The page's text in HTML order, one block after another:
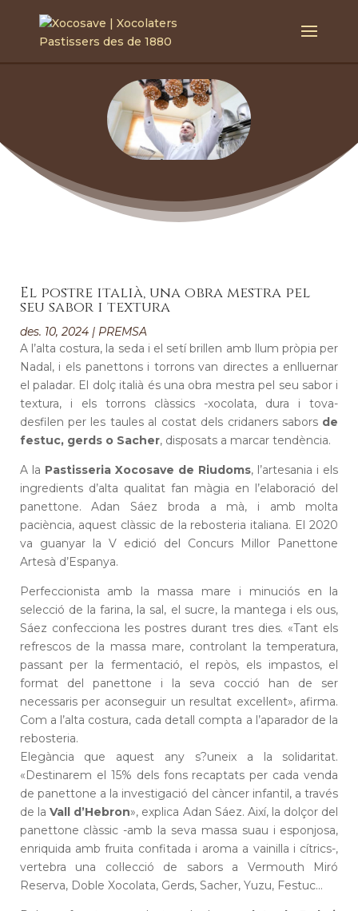
El postre italià, una obra mestra pel
seu sabor i textura
des. 10, 2024| PREMSA
A l’alta costura, la seda i el setí brillen amb llum pròpia per
Nadal, i els panettons i torrons van directes a enlluernar
el paladar. El dolç italià és una obra mestra pel seu sabor i
textura, i els torrons clàssics -xocolata, dura i tova-
desfilen per les taules al costat dels cridaners sabors de
festuc, gerds o Sacher, disposats a marcar tendència.
A la Pastisseria Xocosave de Riudoms, l’artesania i els
ingredients d’alta qualitat fan màgia en l’elaboració del
panettone. Adan Sáez broda a mà, i amb molta
paciència, aquest clàssic de la rebosteria italiana. El 2020
va guanyar la V edició del Concurs Millor Panettone
Artesà d’Espanya.
Perfeccionista amb la massa mare i minuciós en la
selecció de la farina, la sal, el sucre, la mantega i els ous,
Sáez confecciona les postres durant tres dies. «Tant els
refrescos de la massa mare, controlant la temperatura,
passant per la fermentació, el repòs, els impastos, el
format del panettone i la seva cocció han de ser
necessaris per aconseguir un resultat excel·lent», afirma.
Com a l’alta costura, cada detall compta a l’aparador de la
rebosteria.
Elegància que aquest any s?uneix a la solidaritat.
«Destinarem el 15% dels fons recaptats per cada venda
de panettone a la investigació del càncer infantil, a través
de la Vall d’Hebron», explica Adan Sáez. Així, la dolçor del
panettone clàssic -amb la seva massa suau i esponjosa,
enriquida amb fruita confitada i aroma a vainilla i cítrics-,
vertebra una col·lecció de sabors a Vermouth Miró
Reserva, Doble Xocolata, Gerds, Sacher, Yuzu, Festuc…